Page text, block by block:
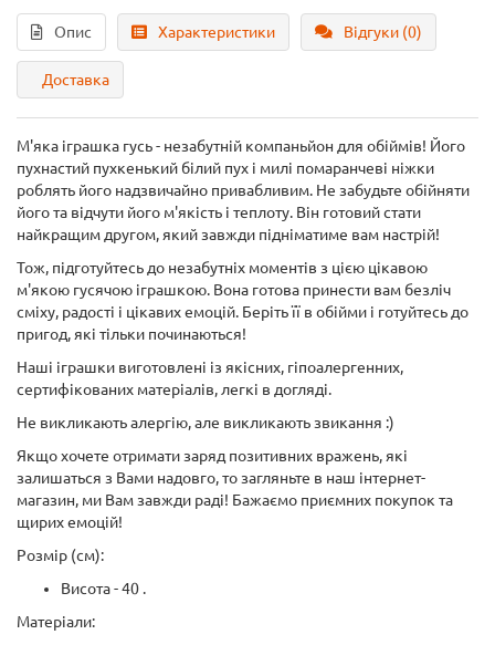
Опис Характеристики Відгуки (0)
Доставка
М'яка іграшка гусь - незабутній компаньйон для обіймів! Його
пухнастий пухкенький білий пух і милі помаранчеві ніжки
роблять його надзвичайно привабливим. Не забудьте обійняти
його та відчути його м'якість і теплоту. Він готовий стати
найкращим другом, який завжди підніматиме вам настрій!
Тож, підготуйтесь до незабутніх моментів з цією цікавою
м'якою гусячою іграшкою. Вона готова принести вам безліч
сміху, радості і цікавих емоцій. Беріть її в обійми і готуйтесь до
пригод, які тільки починаються!
Наші іграшки виготовлені із якісних, гіпоалергенних,
сертифікованих матеріалів, легкі в догляді.
Не викликають алергію, але викликають звикання :)
Якщо хочете отримати заряд позитивних вражень, які
залишаться з Вами надовго, то загляньте в наш інтернет-
магазин, ми Вам завжди раді! Бажаємо приємних покупок та
щирих емоцій!
Розмір (см):
Висота - 40 .
Матеріали: